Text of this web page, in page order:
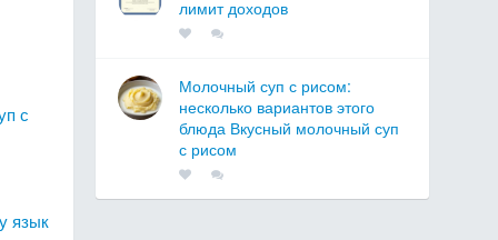
с
язык
лимит доходов
Молочный суп с рисом:
несколько вариантов этого
блюда Вкусный молочный суп
с рисом